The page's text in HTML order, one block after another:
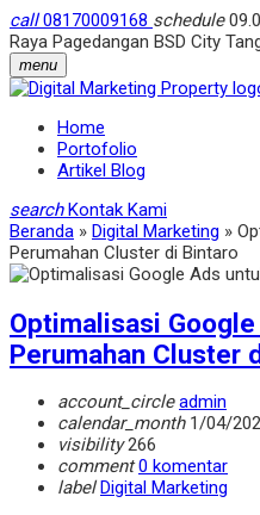
call08170009168 schedule
Raya Pagedangan BSD City
menu
Home
Portofolio
Artikel Blog
search Kontak Kami
Beranda » Digital Marketing »
Perumahan Cluster di Bintaro
Optimalisasi
Perumahan Cluster
account_circle admin
calendar_month1/04/
visibility266
comment 0 komentar
label Digital Marketing